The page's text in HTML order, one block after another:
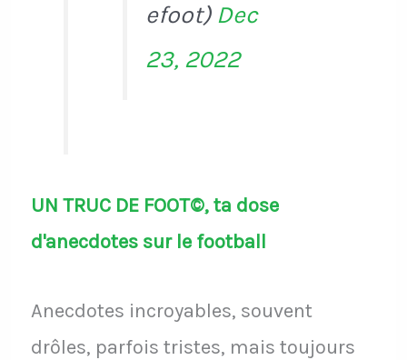
efoot) Dec
23, 2022
UN TRUC DE FOOT©, ta dose
d'anecdotes sur le football
Anecdotes incroyables, souvent
drôles, parfois tristes, mais toujours